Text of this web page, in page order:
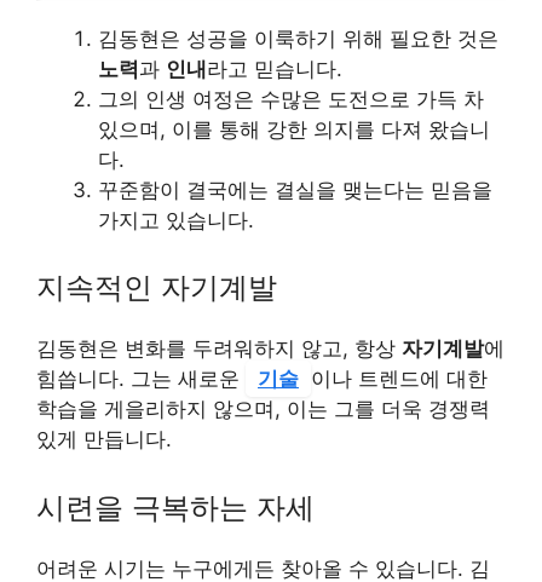
김동현은 성공을 이룩하기 위해 필요한 것은
노력과 인내라고 믿습니다.
그의 인생 여정은 수많은 도전으로 가득 차
있으며, 이를 통해 강한 의지를 다져 왔습니
다.
꾸준함이 결국에는 결실을 맺는다는 믿음을
가지고 있습니다.
지속적인 자기계발
김동현은 변화를 두려워하지 않고, 항상 자기계발에
힘씁니다. 그는 새로운
기술 이나 트렌드에 대한
학습을 게을리하지 않으며, 이는 그를 더욱 경쟁력
있게 만듭니다.
시련을 극복하는 자세
어려운 시기는 누구에게든 찾아올 수 있습니다. 김